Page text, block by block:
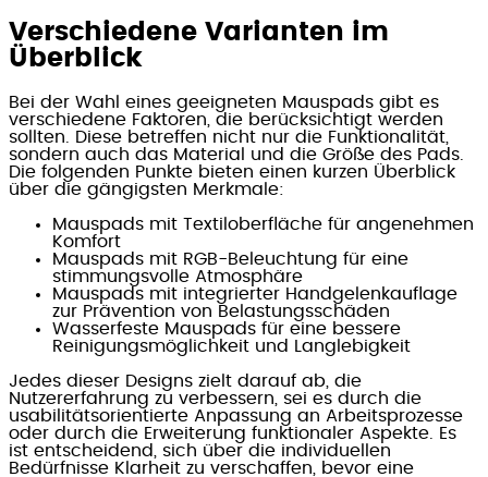
Verschiedene Varianten im
Überblick
Bei der Wahl eines geeigneten Mauspads gibt es
verschiedene Faktoren, die berücksichtigt werden
sollten. Diese betreffen nicht nur die Funktionalität,
sondern auch das Material und die Größe des Pads.
Die folgenden Punkte bieten einen kurzen Überblick
über die gängigsten Merkmale:
Mauspads mit Textiloberfläche für angenehmen
Komfort
Mauspads mit RGB-Beleuchtung für eine
stimmungsvolle Atmosphäre
Mauspads mit integrierter Handgelenkauflage
zur Prävention von Belastungsschäden
Wasserfeste Mauspads für eine bessere
Reinigungsmöglichkeit und Langlebigkeit
Jedes dieser Designs zielt darauf ab, die
Nutzererfahrung zu verbessern, sei es durch die
usabilitätsorientierte Anpassung an Arbeitsprozesse
oder durch die Erweiterung funktionaler Aspekte. Es
ist entscheidend, sich über die individuellen
Bedürfnisse Klarheit zu verschaffen, bevor eine